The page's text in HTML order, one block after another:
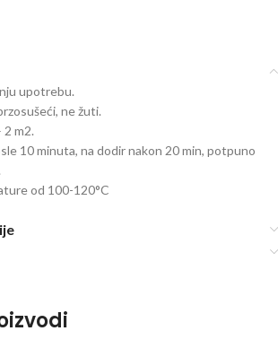
upotrebu.
ne žuti.
2 m2.
10 minuta, na dodir nakon 20 min, potpuno
od 100-120°C